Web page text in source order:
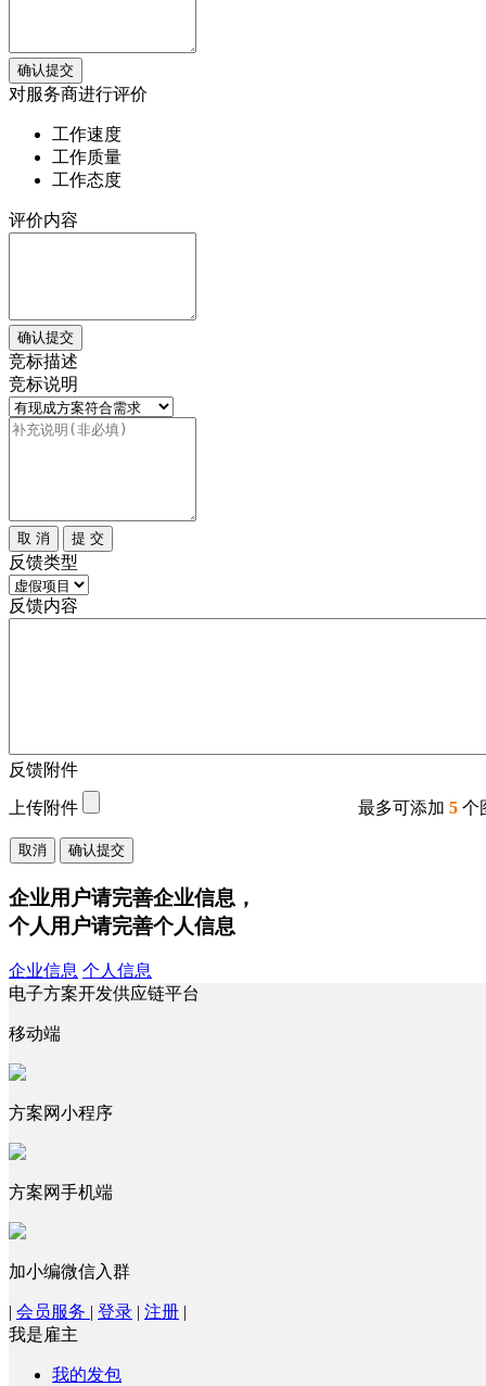
确认提交
对服务商进行评价
工作速度
工作质量
工作态度
评价内容
确认提交
竞标描述
竞标说明
取 消 提 交
反馈类型
反馈内容
反馈附件
上传附件 最多可添加 5 个
取消 确认提交
企业用户请完善企业信息，
个人用户请完善个人信息
企业信息 个人信息
电子方案开发供应链平台
移动端
方案网小程序
方案网手机端
加小编微信入群
| 会员服务 | 登录 | 注册 |
我是雇主
我的发包